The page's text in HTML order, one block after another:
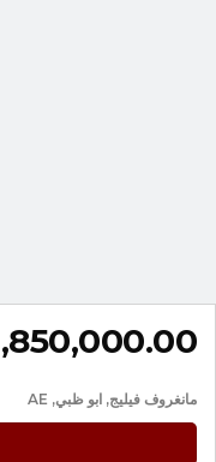
AED
مانغروف فيليج, ابو ظبي, AE